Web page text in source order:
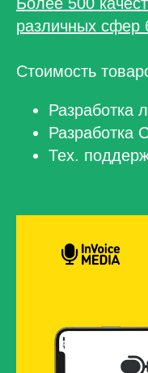
различных сфер
Стоимость
Разработка
Разработка
Тех.